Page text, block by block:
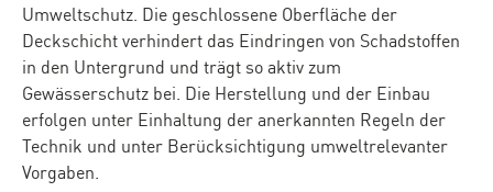
Umweltschutz. Die geschlossene Oberfläche der
Deckschicht verhindert das Eindringen von Schadstoffen
in den Untergrund und trägt so aktiv zum
Gewässerschutz bei. Die Herstellung und der Einbau
erfolgen unter Einhaltung der anerkannten Regeln der
Technik und unter Berücksichtigung umweltrelevanter
Vorgaben.